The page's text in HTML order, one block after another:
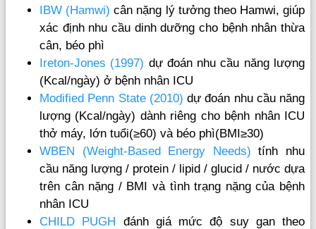
IBW (Hamwi) cân nặng lý tưởng theo Hamwi, giúp
xác định nhu cầu dinh dưỡng cho bệnh nhân thừa
cân, béo phì
Ireton-Jones (1997) dự đoán nhu cầu năng lượng
(Kcal/ngày) ở bệnh nhân ICU
Modified Penn State (2010) dự đoán nhu cầu năng
lượng (Kcal/ngày) dành riêng cho bệnh nhân ICU
thở máy, lớn tuổi(≥60) và béo phì(BMI≥30)
WBEN (Weight-Based Energy Needs) tính nhu
cầu năng lượng / protein / lipid / glucid / nước dựa
trên cân nặng / BMI và tình trạng nặng của bệnh
nhân ICU
CHILD PUGH đánh giá mức độ suy gan theo